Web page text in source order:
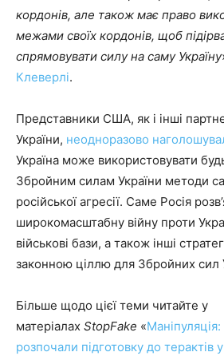
кордонів, але також має право
межами своїх кордонів, щоб
спрямовувати силу на саму Україну
Клеверлі.
Представники США, як і інші
України, неодноразово
Україна може використовувати
Збройним силам України методи
російської агресії. Саме Росія
широкомасштабну війну проти
військові бази, а також інші
законною ціллю для Збройних сил
Більше щодо цієї теми читайте у
матеріалах StopFake «Маніпуляція:
розпочали підготовку до терактів